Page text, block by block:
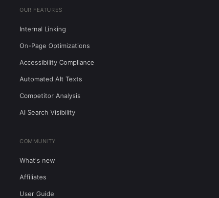
OUR FEATURES
Internal Linking
On-Page Optimizations
Accessibility Compliance
Automated Alt Texts
Competitor Analysis
AI Search Visibility
COMMUNITY
What's new
Affiliates
User Guide